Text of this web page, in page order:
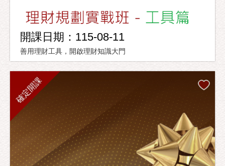
開課日期：115-08-11
善用理財工具，開啟理財知識大門
確定開課